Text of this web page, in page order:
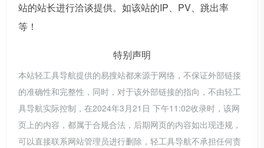
站的站长进行洽谈提供。如该站的IP、PV、跳出率
等！
特别声明
本站轻工具导航提供的易搜站都来源于网络，不保证外部链接
的准确性和完整性，同时，对于该外部链接的指向，不由轻工
具导航实际控制，在2024年3月21日 下午11:02收录时，该网
页上的内容，都属于合规合法，后期网页的内容如出现违规，
可以直接联系网站管理员进行删除，轻工具导航不承担任何责